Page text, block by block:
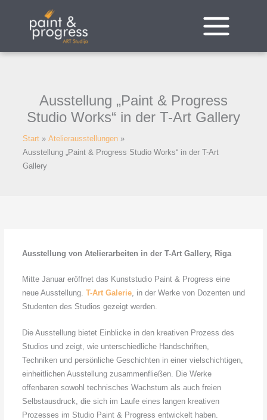
Ausstellung „Paint & Progress
Studio Works“ in der T-Art Gallery
Start
Atelierausstellungen
Ausstellung „Paint & Progress Studio Works“ in der T-Art
Gallery
Ausstellung von Atelierarbeiten in der T-Art Gallery, Riga
Mitte Januar eröffnet das Kunststudio Paint & Progress eine
neue Ausstellung. T-Art Galerie, in der Werke von Dozenten und
Studenten des Studios gezeigt werden.
Die Ausstellung bietet Einblicke in den kreativen Prozess des
Studios und zeigt, wie unterschiedliche Handschriften,
Techniken und persönliche Geschichten in einer vielschichtigen,
einheitlichen Ausstellung zusammenfließen. Die Werke
offenbaren sowohl technisches Wachstum als auch freien
Selbstausdruck, die sich im Laufe eines langen kreativen
Prozesses im Studio Paint & Progress entwickelt haben.